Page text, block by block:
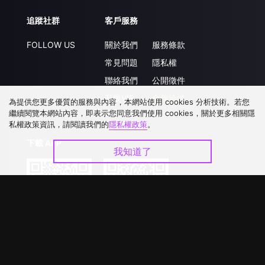
追蹤社群
FOLLOW US
客戶服務
關於我們
常見問題
聯絡我們
升級VIP
服務條款
隱私權
公開徵件
合作洽談
下載 APP
為提供您更多優質的服務與內容，本網站使用 cookies 分析技術。若您
繼續閱覽本網站內容，即表示您同意我們使用 cookies，關於更多相關隱
私權政策資訊，請閱讀我們的隱私權政策。
我知道了